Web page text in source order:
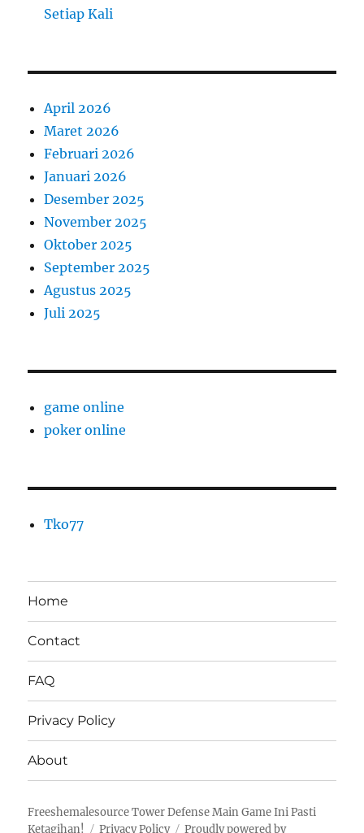
Setiap Kali
April 2026
Maret 2026
Februari 2026
Januari 2026
Desember 2025
November 2025
Oktober 2025
September 2025
Agustus 2025
Juli 2025
game online
poker online
Tko77
Home
Contact
FAQ
Privacy Policy
About
Freeshemalesource Tower Defense Main Game Ini Pasti
Ketagihan!
Privacy Policy Proudly powered by